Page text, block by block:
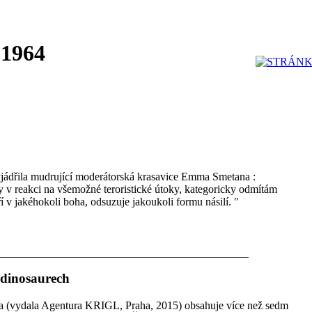
mudrující moderátorská krasavice Emma Smetana :
reakci na všemožné teroristické útoky, kategoricky odmítám
jakéhokoli boha, odsuzuje jakoukoli formu násilí. "
Agentura KRIGL, Praha, 2015) obsahuje více než sedm